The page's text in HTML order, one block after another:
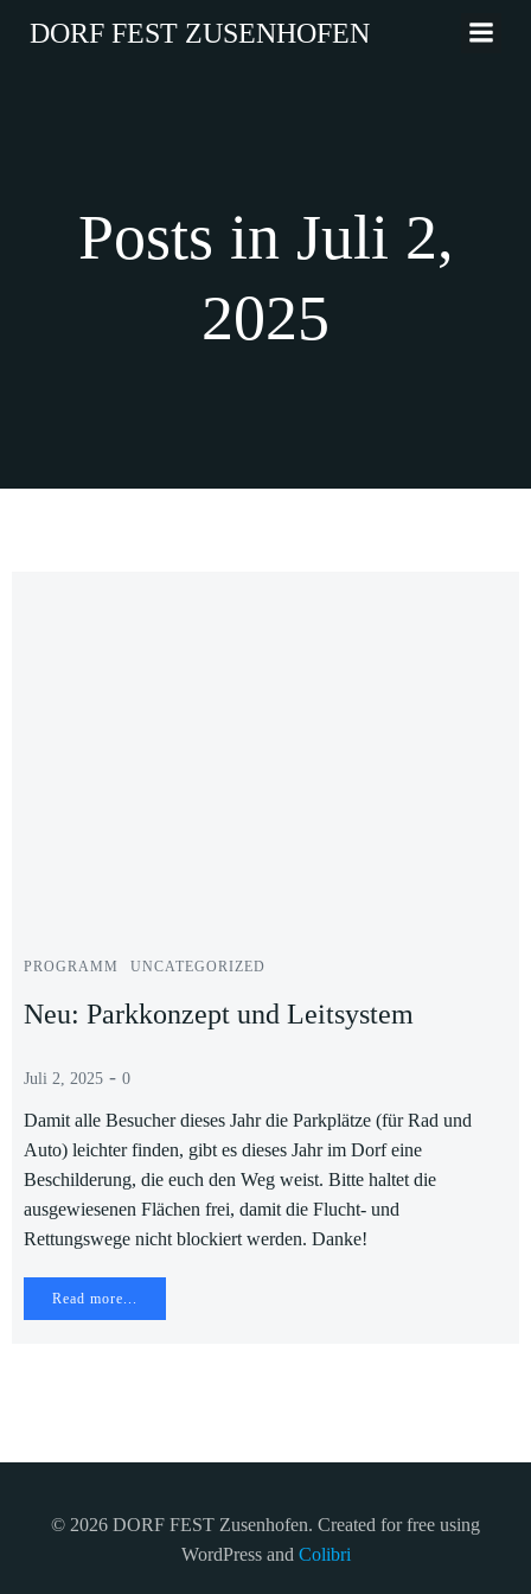
Inhalt
DORF FEST ZUSENHOFEN
Posts in Juli 2,
2025
PROGRAMM UNCATEGORIZED
Neu: Parkkonzept und Leitsystem
Juli 2, 2025 - 0
Damit alle Besucher dieses Jahr die Parkplätze (für Rad und
Auto) leichter finden, gibt es dieses Jahr im Dorf eine
Beschilderung, die euch den Weg weist. Bitte haltet die
ausgewiesenen Flächen frei, damit die Flucht- und
Rettungswege nicht blockiert werden. Danke!
Read more...
© 2026 DORF FEST Zusenhofen. Created for free using
WordPress and Colibri